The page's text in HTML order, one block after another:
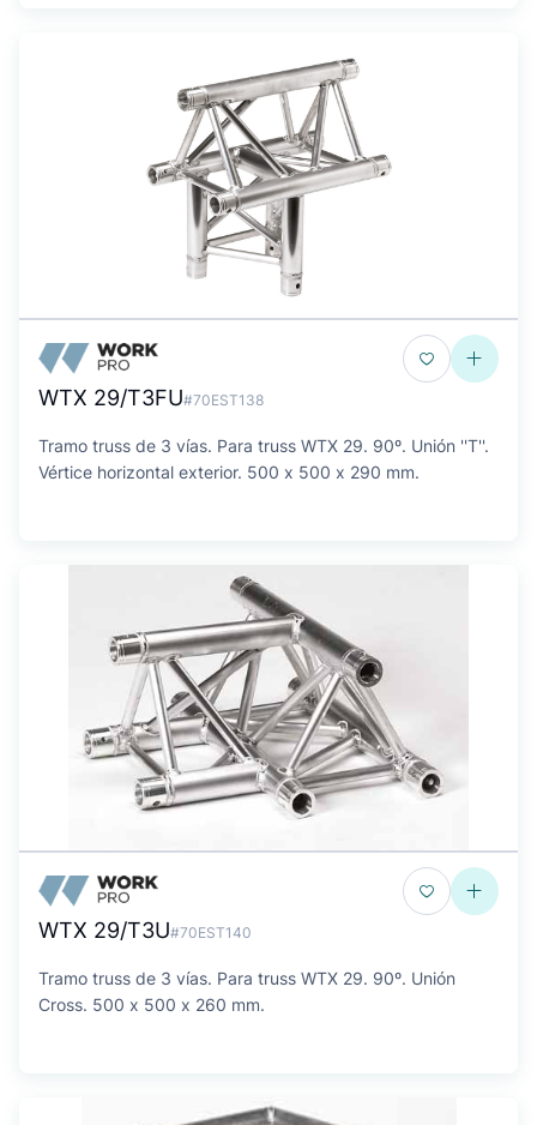
WTX 29/T3FU#70EST138
Tramo truss de 3 vías. Para truss WTX 29. 90º. Unión ''T''.
Vértice horizontal exterior. 500 x 500 x 290 mm.
WTX 29/T3U#70EST140
Tramo truss de 3 vías. Para truss WTX 29. 90º. Unión
Cross. 500 x 500 x 260 mm.